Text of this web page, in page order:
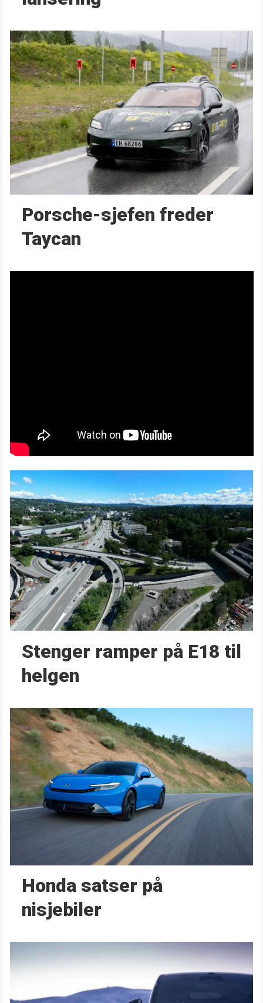
Porsche-sjefen freder
Taycan
Stenger ramper på E18 til
helgen
Honda satser på
nisjebiler